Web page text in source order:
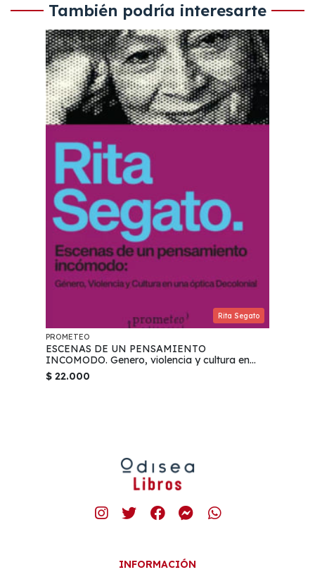
También podría interesarte
Rita Segato
PROMETEO
ESCENAS DE UN PENSAMIENTO
INCOMODO. Genero, violencia y cultura en
una optica decolonial
$ 22.000
INFORMACIÓN